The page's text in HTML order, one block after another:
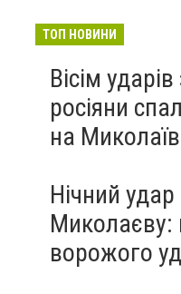
ТОП НОВИНИ
Вісім ударів
росіяни
на
Нічний удар
Миколаєву:
ворожого